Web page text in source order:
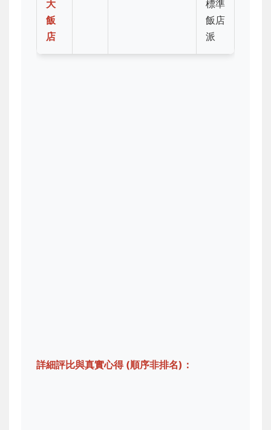
大
飯
店
標準
飯店
派
詳細評比與真實心得 (順序非排名)：